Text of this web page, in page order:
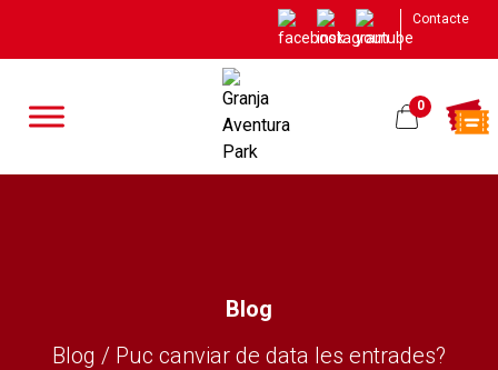
Contacte
0
Blog
Blog / Puc canviar de data les entrades?